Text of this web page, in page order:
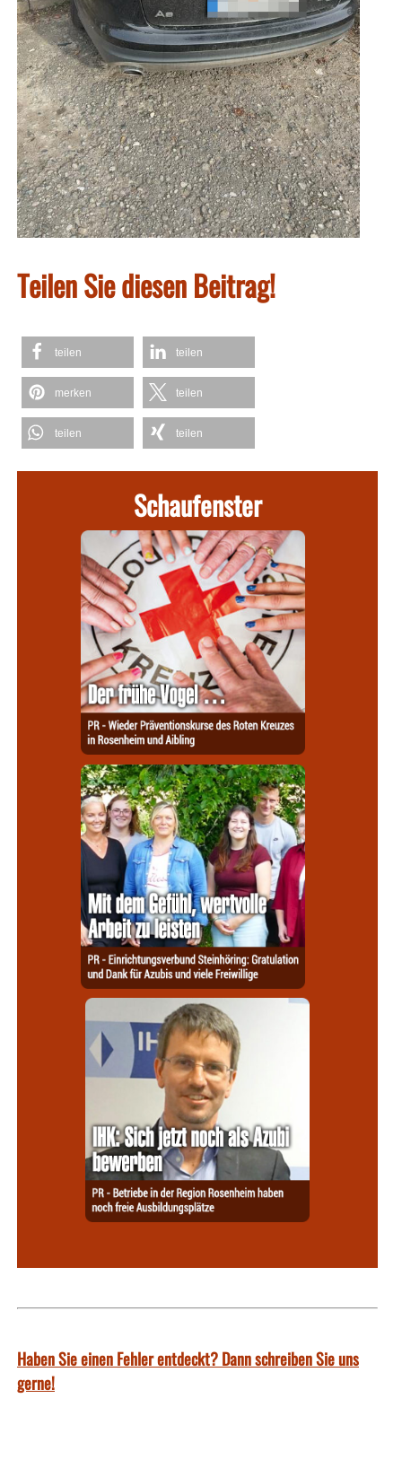
Teilen Sie diesen Beitrag!
teilen teilen
merken teilen
teilen teilen
Schaufenster
Haben Sie einen Fehler entdeckt? Dann schreiben Sie uns
gerne!